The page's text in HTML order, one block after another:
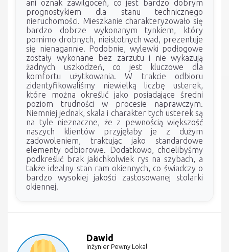
ani oznak zawilgoceń, co jest bardzo dobrym
prognostykiem dla stanu technicznego
nieruchomości. Mieszkanie charakteryzowało się
bardzo dobrze wykonanym tynkiem, który
pomimo drobnych, nieistotnych wad, prezentuje
się nienagannie. Podobnie, wylewki podłogowe
zostały wykonane bez zarzutu i nie wykazują
żadnych uszkodzeń, co jest kluczowe dla
komfortu użytkowania. W trakcie odbioru
zidentyfikowaliśmy niewielką liczbę usterek,
które można określić jako posiadające średni
poziom trudności w procesie naprawczym.
Niemniej jednak, skala i charakter tych usterek są
na tyle nieznaczne, że z pewnością większość
naszych klientów przyjęłaby je z dużym
zadowoleniem, traktując jako standardowe
elementy odbiorowe. Dodatkowo, chcielibyśmy
podkreślić brak jakichkolwiek rys na szybach, a
także idealny stan ram okiennych, co świadczy o
bardzo wysokiej jakości zastosowanej stolarki
okiennej.
Dawid
Inżynier Pewny Lokal